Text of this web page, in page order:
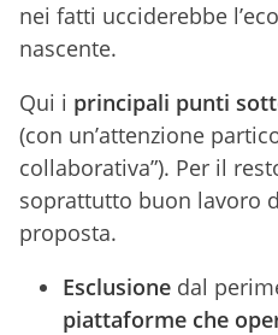
nei fatti ucciderebbe
nascente.
Qui i principali punti
(con un’attenzione
collaborativa”). Per il
soprattutto buon lavoro
proposta.
Esclusione dal
piattaforme che